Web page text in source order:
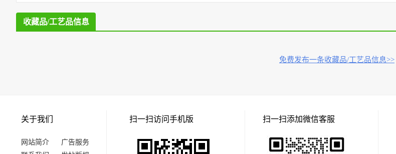
收藏品/工艺品信息
免费发布一条收藏品/工艺品信息>>
关于我们
网站简介
广告服务
扫一扫访问手机版 扫一扫添加微信客服